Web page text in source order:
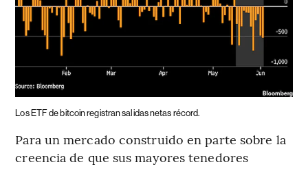
Los ETF de bitcoin registran salidas netas récord.
Para un mercado construido en parte sobre la
creencia de que sus mayores tenedores